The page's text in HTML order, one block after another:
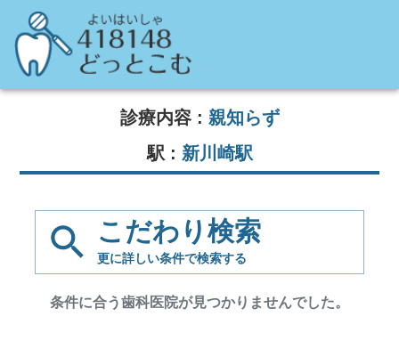
診療内容 : 親知らず
駅 : 新川崎駅
こだわり検索
更に詳しい条件で検索する
条件に合う歯科医院が見つかりませんでした。